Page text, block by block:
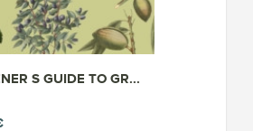
S GUIDE TO GR...